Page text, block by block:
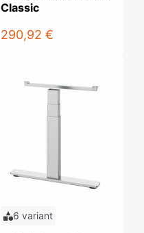
Classic
290,92 €
6 variant